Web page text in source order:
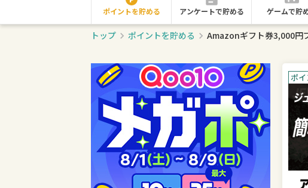
ポイントを貯める アンケートで貯める ゲームで貯
トップ ポイントを貯める Amazonギフト券3,000円
ポ